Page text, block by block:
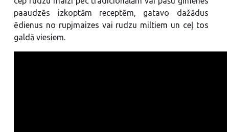
paaudzēs izkoptām receptēm, gatavo dažādus
ēdienus no rupjmaizes vai rudzu miltiem un ceļ tos
galdā viesiem.